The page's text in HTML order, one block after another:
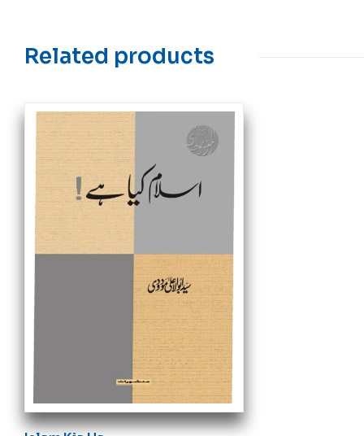
Related products